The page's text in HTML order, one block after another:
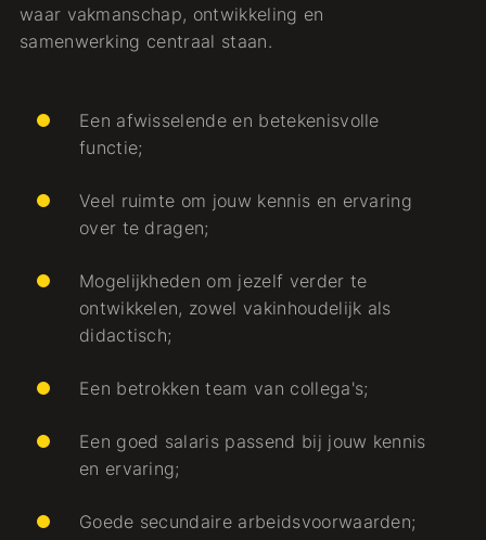
waar vakmanschap, ontwikkeling en
samenwerking centraal staan.
Een afwisselende en betekenisvolle
functie;
Veel ruimte om jouw kennis en ervaring
over te dragen;
Mogelijkheden om jezelf verder te
ontwikkelen, zowel vakinhoudelijk als
didactisch;
Een betrokken team van collega's;
Een goed salaris passend bij jouw kennis
en ervaring;
Goede secundaire arbeidsvoorwaarden;